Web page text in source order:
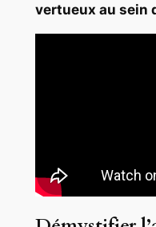
vertueux au sein